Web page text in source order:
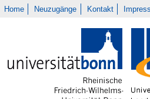
Home Neuzugänge Kontakt